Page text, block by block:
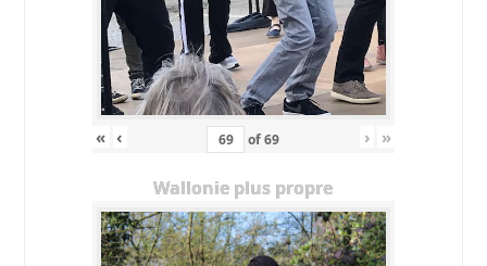
« ‹ of69 › »
Wallonie plus propre